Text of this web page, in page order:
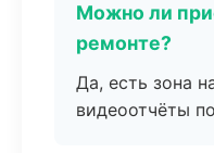
Можно ли
ремонте?
Да, есть зона
видеоотчёты